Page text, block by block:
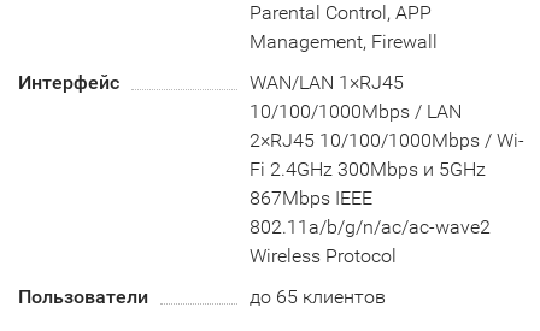
Parental Control, APP
Management, Firewall
Интерфейс
WAN/LAN 1×RJ45
10/100/1000Mbps / LAN
2×RJ45 10/100/1000Mbps / Wi-
Fi 2.4GHz 300Mbps и 5GHz
867Mbps IEEE
802.11a/b/g/n/ac/ac-wave2
Wireless Protocol
Пользователи
до 65 клиентов